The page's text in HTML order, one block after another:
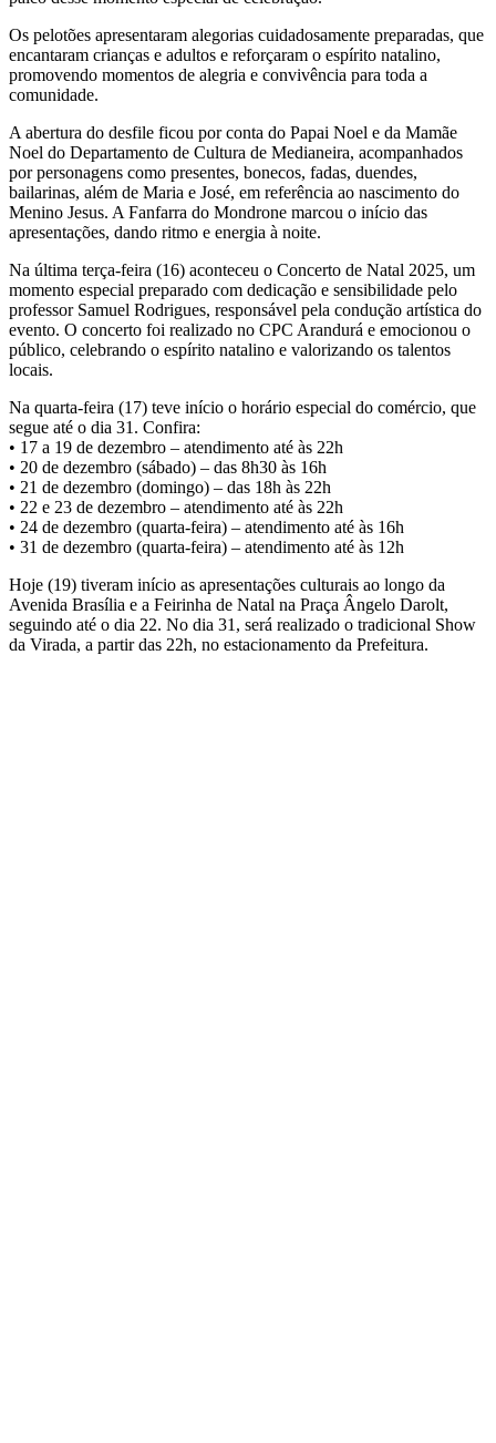
Os pelotões apresentaram alegorias cuidadosamente preparadas, que
encantaram crianças e adultos e reforçaram o espírito natalino,
promovendo momentos de alegria e convivência para toda a
comunidade.
A abertura do desfile ficou por conta do Papai Noel e da Mamãe
Noel do Departamento de Cultura de Medianeira, acompanhados
por personagens como presentes, bonecos, fadas, duendes,
bailarinas, além de Maria e José, em referência ao nascimento do
Menino Jesus. A Fanfarra do Mondrone marcou o início das
apresentações, dando ritmo e energia à noite.
Na última terça-feira (16) aconteceu o Concerto de Natal 2025, um
momento especial preparado com dedicação e sensibilidade pelo
professor Samuel Rodrigues, responsável pela condução artística do
evento. O concerto foi realizado no CPC Arandurá e emocionou o
público, celebrando o espírito natalino e valorizando os talentos
locais.
Na quarta-feira (17) teve início o horário especial do comércio, que
segue até o dia 31. Confira:
• 17 a 19 de dezembro – atendimento até às 22h
• 20 de dezembro (sábado) – das 8h30 às 16h
• 21 de dezembro (domingo) – das 18h às 22h
• 22 e 23 de dezembro – atendimento até às 22h
• 24 de dezembro (quarta-feira) – atendimento até às 16h
• 31 de dezembro (quarta-feira) – atendimento até às 12h
Hoje (19) tiveram início as apresentações culturais ao longo da
Avenida Brasília e a Feirinha de Natal na Praça Ângelo Darolt,
seguindo até o dia 22. No dia 31, será realizado o tradicional Show
da Virada, a partir das 22h, no estacionamento da Prefeitura.